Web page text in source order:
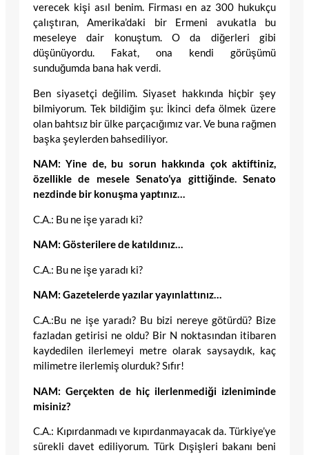
verecek kişi asıl benim. Firması en az 300 hukukçu
çalıştıran, Amerika’daki bir Ermeni avukatla bu
meseleye dair konuştum. O da diğerleri gibi
düşünüyordu. Fakat, ona kendi görüşümü
sunduğumda bana hak verdi.
Ben siyasetçi değilim. Siyaset hakkında hiçbir şey
bilmiyorum. Tek bildiğim şu: İkinci defa ölmek üzere
olan bahtsız bir ülke parçacığımız var. Ve buna rağmen
başka şeylerden bahsediliyor.
NAM: Yine de, bu sorun hakkında çok aktiftiniz,
özellikle de mesele Senato’ya gittiğinde. Senato
nezdinde bir konuşma yaptınız…
C.A.: Bu ne işe yaradı ki?
NAM: Gösterilere de katıldınız…
C.A.: Bu ne işe yaradı ki?
NAM: Gazetelerde yazılar yayınlattınız…
C.A.:Bu ne işe yaradı? Bu bizi nereye götürdü? Bize
fazladan getirisi ne oldu? Bir N noktasından itibaren
kaydedilen ilerlemeyi metre olarak saysaydık, kaç
milimetre ilerlemiş olurduk? Sıfır!
NAM: Gerçekten de hiç ilerlenmediği izleniminde
misiniz?
C.A.: Kıpırdanmadı ve kıpırdanmayacak da. Türkiye’ye
sürekli davet ediliyorum. Türk Dışişleri bakanı beni